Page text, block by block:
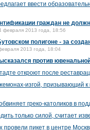
ввести
граждан не
февраля 2013 года, 18:56
полигоне - за
2013 года, 18:04
против
откроют после
изгой, призывающий
греко-католиков в
только силой, считает
провели пикет в центре